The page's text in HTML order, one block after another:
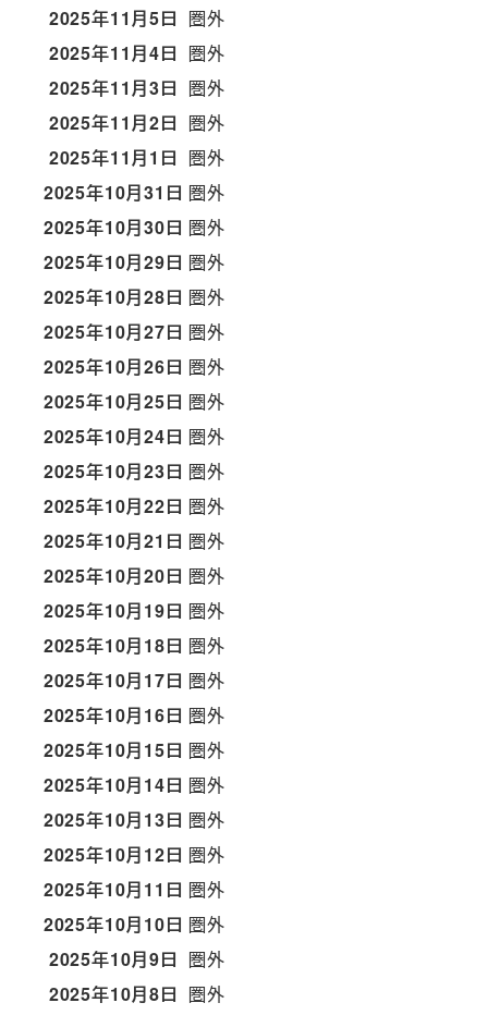
2025年11月5日 圏外
2025年11月4日 圏外
2025年11月3日 圏外
2025年11月2日 圏外
2025年11月1日 圏外
2025年10月31日 圏外
2025年10月30日 圏外
2025年10月29日 圏外
2025年10月28日 圏外
2025年10月27日 圏外
2025年10月26日 圏外
2025年10月25日 圏外
2025年10月24日 圏外
2025年10月23日 圏外
2025年10月22日 圏外
2025年10月21日 圏外
2025年10月20日 圏外
2025年10月19日 圏外
2025年10月18日 圏外
2025年10月17日 圏外
2025年10月16日 圏外
2025年10月15日 圏外
2025年10月14日 圏外
2025年10月13日 圏外
2025年10月12日 圏外
2025年10月11日 圏外
2025年10月10日 圏外
2025年10月9日 圏外
2025年10月8日 圏外